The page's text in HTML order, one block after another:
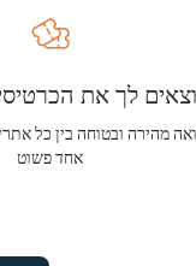
לך את
מהירה ובטוחה בין כל
אחד פשוט